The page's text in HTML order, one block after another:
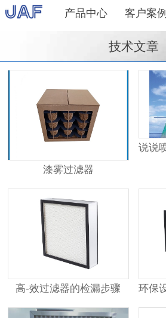
产品中心 客户案例
技术文章
漆雾过滤器
高-效过滤器的检漏步骤